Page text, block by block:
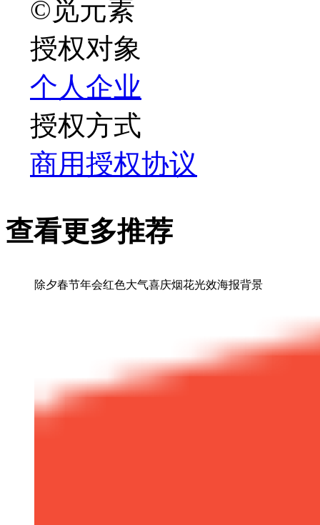
©觅元素
授权对象
个人企业
授权方式
商用授权协议
查看更多推荐
除夕春节年会红色大气喜庆烟花光效海报背景